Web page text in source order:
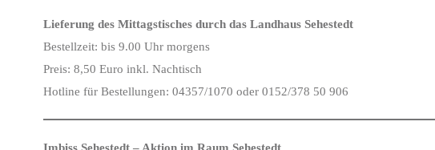
Lieferung des Mittagstisches durch das Landhaus Sehestedt
Bestellzeit: bis 9.00 Uhr morgens
Preis: 8,50 Euro inkl. Nachtisch
Hotline für Bestellungen: 04357/1070 oder 0152/378 50 906
Imbiss Sehestedt – Aktion im Raum Sehestedt